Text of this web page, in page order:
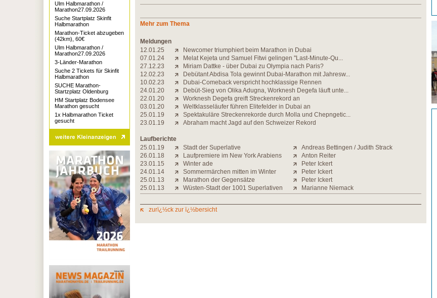
Mehr zum Thema
Meldungen
12.01.25
Newcomer triumphiert beim Marathon in Dubai
07.01.24
Melat Kejeta und Samuel Fitwi gelingen ''Last-Minute-Qu...
27.12.23
Miriam Dattke - über Dubai zu Olympia nach Paris?
12.02.23
Debütant Abdisa Tola gewinnt Dubai-Marathon mit Jahresw...
10.02.23
Dubai-Comeback verspricht hochklassige Rennen
24.01.20
Debüt-Sieg von Olika Adugna, Worknesh Degefa läuft unte...
22.01.20
Worknesh Degefa greift Streckenrekord an
03.01.20
Weltklasseläufer führen Elitefelder in Dubai an
25.01.19
Spektakuläre Streckenrekorde durch Molla und Chepngetic...
23.01.19
Abraham macht Jagd auf den Schweizer Rekord
Laufberichte
25.01.19
Stadt der Superlative
Andreas Bettingen / Judith Strack
26.01.18
Laufpremiere im New York Arabiens
Anton Reiter
23.01.15
Winter ade
Peter Ickert
24.01.14
Sommermärchen mitten im Winter
Peter Ickert
25.01.13
Marathon der Gegensätze
Peter Ickert
25.01.13
Wüsten-Stadt der 1001 Superlativen Marianne Niemack
zurï¿½ck zur ï¿½bersicht
Ulm Halbmarathon /
Marathon27.09.2026
Suche Startplatz Skinfit
Halbmarathon
Marathon-Ticket abzugeben
(42km), 60€
Ulm Halbmarathon /
Marathon27.09.2026
3-Länder-Marathon
Suche 2 Tickets für Skinfit
Halbmarathon
SUCHE Marathon-
Startzplatz Oldenburg
HM Startplatz Bodensee
Marathon gesucht
1x Halbmarathon Ticket
gesucht